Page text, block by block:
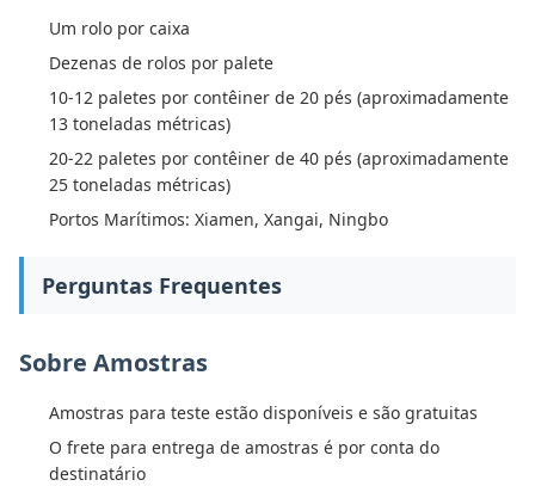
Um rolo por caixa
Dezenas de rolos por palete
10-12 paletes por contêiner de 20 pés (aproximadamente
13 toneladas métricas)
20-22 paletes por contêiner de 40 pés (aproximadamente
25 toneladas métricas)
Portos Marítimos: Xiamen, Xangai, Ningbo
Perguntas Frequentes
Sobre Amostras
Amostras para teste estão disponíveis e são gratuitas
O frete para entrega de amostras é por conta do
destinatário